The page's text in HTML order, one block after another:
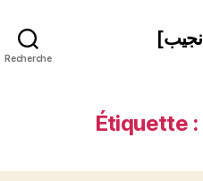
Recherche
Étiquette :